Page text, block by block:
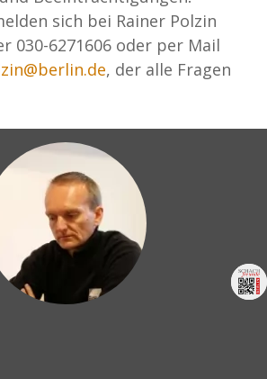
sich bei Rainer Polzin
030-6271606 oder per Mail
, der alle Fragen